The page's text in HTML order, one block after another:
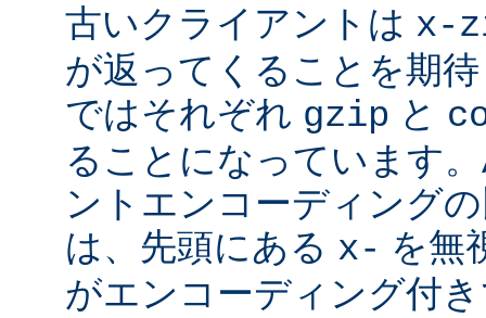
古いクライアントは x-
が返ってくることを期
ではそれぞれ gzip と
ることになっています
ントエンコーディング
は、先頭にある x- を無
がエンコーディング付